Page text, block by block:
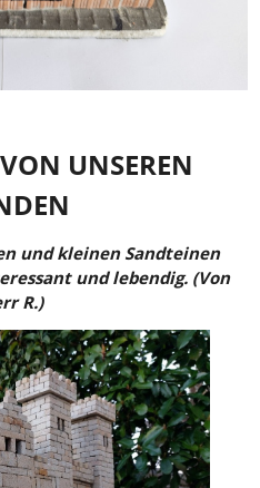
UNSEREN
und kleinen Sandteinen
und lebendig. (Von
R.)